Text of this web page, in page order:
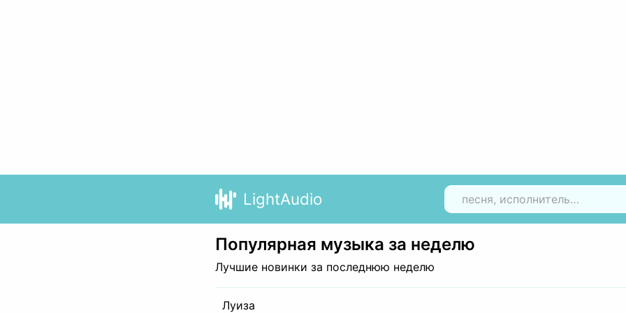
LightAudio
Популярная музыка за неделю
Лучшие новинки за последнюю неделю
Луиза